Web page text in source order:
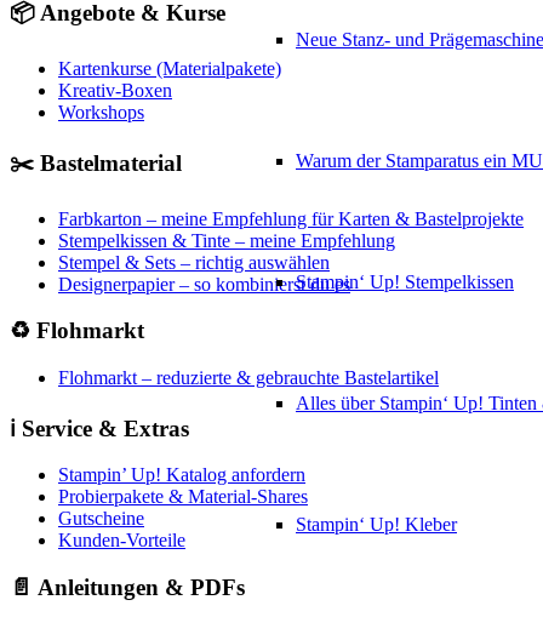
Neue Stanz- und
Warum der Stamparatus ein
Stampin‘ Up! Stempelkissen
Alles über Stampin‘ Up!
Stampin‘ Up! Kleber
📦 Angebote & Kurse
Kartenkurse (Materialpakete)
Kreativ-Boxen
Workshops
✂️ Bastelmaterial
Farbkarton – meine Empfehlung für Karten & Bastelprojekte
Stempelkissen & Tinte – meine Empfehlung
Stempel & Sets – richtig auswählen
Designerpapier – so kombinierst du es
♻️ Flohmarkt
Flohmarkt – reduzierte & gebrauchte Bastelartikel
ℹ️ Service & Extras
Stampin’ Up! Katalog anfordern
Probierpakete & Material-Shares
Gutscheine
Kunden-Vorteile
📄 Anleitungen & PDFs